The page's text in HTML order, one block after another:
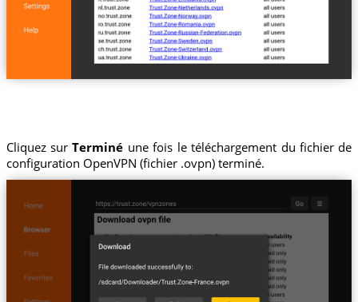
Cliquez surTerminé une fois le téléchargement du fichier de
configuration OpenVPN (fichier .ovpn) terminé.